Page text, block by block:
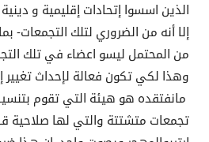
الذين اسسوا إتحادات إقليمية و
إلا أنه من الضروري لتلك التجمعات-
من المحتمل ليسو اعضاء في تلك
وهذا لكي تكون فعالة لإحداث تغيير
مانفتقده هو هيئة التي تقوم
تجمعات متشتتة والتي لها صلاحية